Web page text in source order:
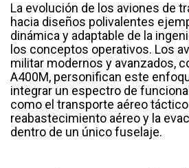
La evolución de los aviones de
hacia diseños polivalentes
dinámica y adaptable de la
los conceptos operativos. Los
militar modernos y avanzados,
A400M, personifican este
integrar un espectro de
como el transporte aéreo
reabastecimiento aéreo y la
dentro de un único fuselaje.